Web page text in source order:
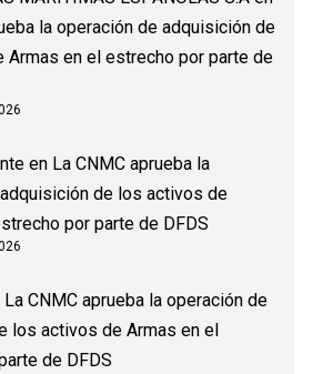
la operación de adquisición de
Armas en el estrecho por parte de
en La CNMC aprueba la
de los activos de
por parte de DFDS
La CNMC aprueba la operación de
los activos de Armas en el
de DFDS